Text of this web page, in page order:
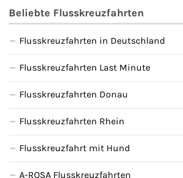
Beliebte Flusskreuzfahrten
Flusskreuzfahrten in Deutschland
Flusskreuzfahrten Last Minute
Flusskreuzfahrten Donau
Flusskreuzfahrten Rhein
Flusskreuzfahrt mit Hund
A-ROSA Flusskreuzfahrten